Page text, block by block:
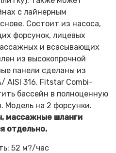
с лайнерным
Состоит из насоса,
форсунок, лицевых
и всасывающих
из высокопрочной
панели сделаны из
AISI 316. Fitstar Combi-
бассейн в полноценную
Модель на 2 форсунки.
массажные шланги
отдельно.
52 м?/час